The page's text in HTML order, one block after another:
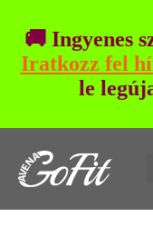
🚚 Ingyenes
Iratkozz fel
le